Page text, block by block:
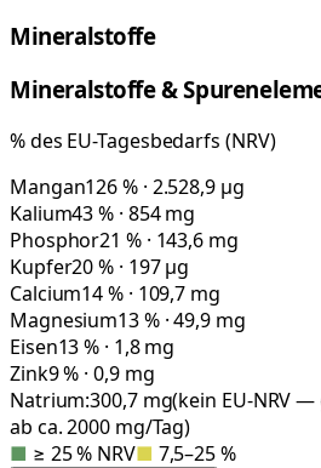
Mineralstoffe
Mineralstoffe &
% des EU-Tagesbedarfs (NRV)
Mangan126 % · 2.528,9 µg
Kalium43 % · 854 mg
Phosphor21 % · 143,6 mg
Kupfer20 % · 197 µg
Calcium14 % · 109,7 mg
Magnesium13 % · 49,9 mg
Eisen13 % · 1,8 mg
Zink9 % · 0,9 mg
Natrium:300,7mg(kein EU-NRV
ab ca. 2000 mg/Tag)
■ ≥ 25 % NRV■ 7,5–25 %